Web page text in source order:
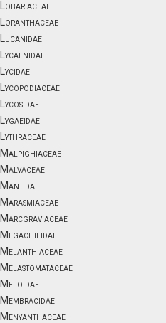
Lobariaceae
Loranthaceae
Lucanidae
Lycaenidae
Lycidae
Lycopodiaceae
Lycosidae
Lygaeidae
Lythraceae
Malpighiaceae
Malvaceae
Mantidae
Marasmiaceae
Marcgraviaceae
Megachilidae
Melanthiaceae
Melastomataceae
Meloidae
Membracidae
Menyanthaceae